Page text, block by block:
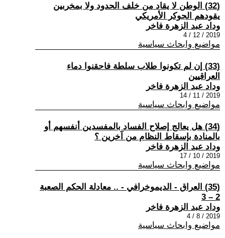
(32) الوطن لا يقاد من خلف الحدود ولا بمخربين
يقودهم الجوكر الأمريكي
وداد عبد الزهرة فاخر
2019 / 12 / 4
مواضيع وابحاث سياسية
(33) إن لم تكونوا طلاب سلطة فاحقنوا دماء
العراقيين
وداد عبد الزهرة فاخر
2019 / 11 / 14
مواضيع وابحاث سياسية
(34) هل يعالج إصلاح الفساد بالمفسدين أنفسهم أو
بالمنادة بإسقاط النظام من آخرين ؟
وداد عبد الزهرة فاخر
2019 / 10 / 17
مواضيع وابحاث سياسية
(35) العراق - الديموخرافي - .. معادلة الحكم الصعبة
2 – 3
وداد عبد الزهرة فاخر
2019 / 8 / 4
مواضيع وابحاث سياسية